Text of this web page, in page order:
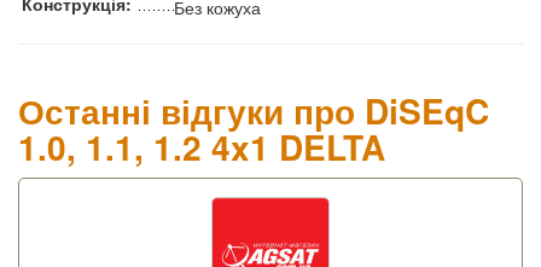
Без кожуха
Останні відгуки про DiSEqC
1.0, 1.1, 1.2 4x1 DELTA